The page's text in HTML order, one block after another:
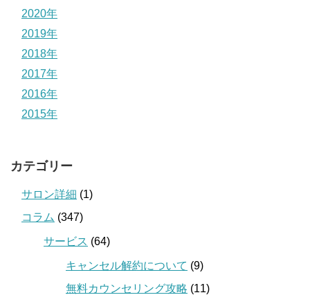
2020年
2019年
2018年
2017年
2016年
2015年
カテゴリー
サロン詳細 (1)
コラム (347)
サービス (64)
キャンセル解約について (9)
無料カウンセリング攻略 (11)